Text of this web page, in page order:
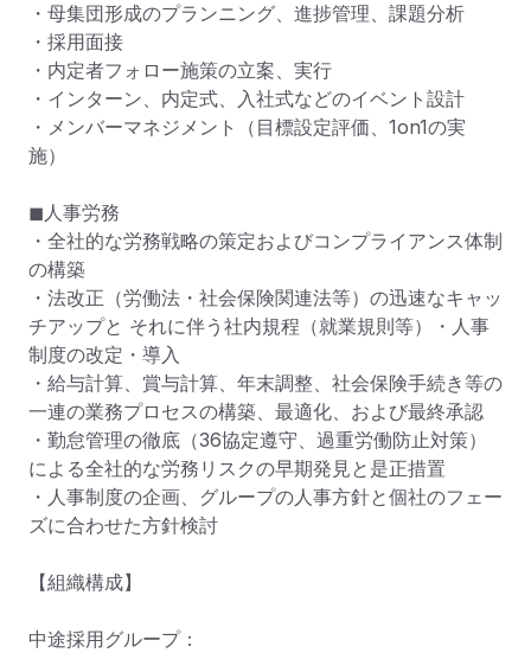
・母集団形成のプランニング、進捗管理、課題分析
・採用面接
・内定者フォロー施策の立案、実行
・インターン、内定式、入社式などのイベント設計
・メンバーマネジメント（目標設定評価、1on1の実
施）
◼︎人事労務
・全社的な労務戦略の策定およびコンプライアンス体制
の構築
・法改正（労働法・社会保険関連法等）の迅速なキャッ
チアップと それに伴う社内規程（就業規則等）・人事
制度の改定・導入
・給与計算、賞与計算、年末調整、社会保険手続き等の
一連の業務プロセスの構築、最適化、および最終承認
・勤怠管理の徹底（36協定遵守、過重労働防止対策）
による全社的な労務リスクの早期発見と是正措置
・人事制度の企画、グループの人事方針と個社のフェー
ズに合わせた方針検討
【組織構成】
中途採用グループ：